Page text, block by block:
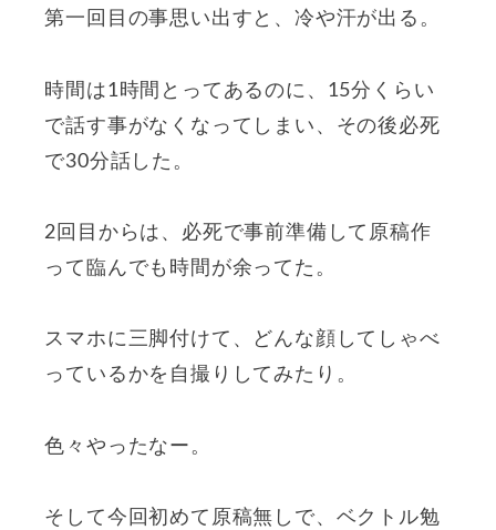
第一回目の事思い出すと、冷や汗が出る。
時間は1時間とってあるのに、15分くらい
で話す事がなくなってしまい、その後必死
で30分話した。
2回目からは、必死で事前準備して原稿作
って臨んでも時間が余ってた。
スマホに三脚付けて、どんな顔してしゃべ
っているかを自撮りしてみたり。
色々やったなー。
そして今回初めて原稿無しで、ベクトル勉